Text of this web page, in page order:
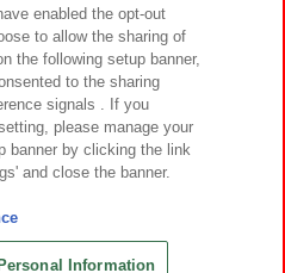
よくあるご質問・お問い合わせ
Amusement Inc.
Amusement Lab Inc.
Ltd. All Rights Reserved.
enabled the opt-out
to allow the sharing of
the following setup banner,
to the sharing
signals . If you
please manage your
banner by clicking the link
and close the banner.
Information